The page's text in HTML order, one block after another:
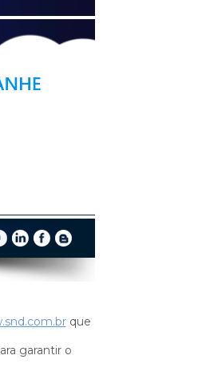
que
garantir o